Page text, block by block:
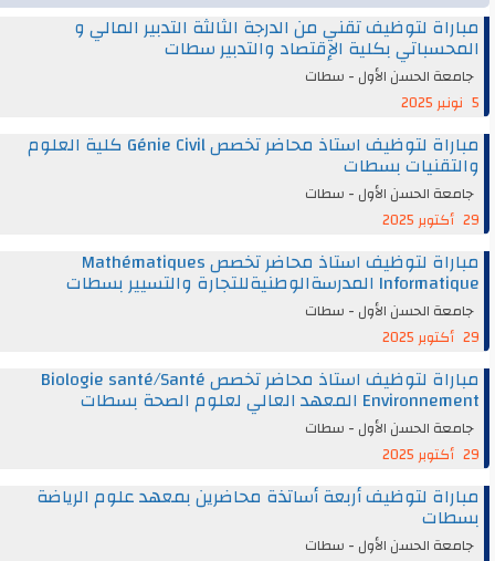
مباراة لتوظيف تقني من الدرجة الثالثة التدبير المالي و
المحسباتي بكلية الإقتصاد والتدبير سطات
جامعة الحسن الأول - سطات
مباراة لتوظيف استاذ محاضر تخصص Génie Civil كلية العلوم
والتقنيات بسطات
جامعة الحسن الأول - سطات
29 أكتوبر 2025
مباراة لتوظيف استاذ محاضر تخصص Mathématiques
Informatique المدرسةالوطنيةللتجارة والتسيير بسطات
جامعة الحسن الأول - سطات
29 أكتوبر 2025
مباراة لتوظيف استاذ محاضر تخصص Biologie santé/Santé
Environnement المعهد العالي لعلوم الصحة بسطات
جامعة الحسن الأول - سطات
29 أكتوبر 2025
مباراة لتوظيف أربعة أساتذة محاضرين بمعهد علوم الرياضة
بسطات
جامعة الحسن الأول - سطات